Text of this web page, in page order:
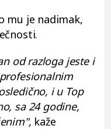
mu je nadimak,
od razloga jeste i
i u Top
sa 24 godine,
kaže